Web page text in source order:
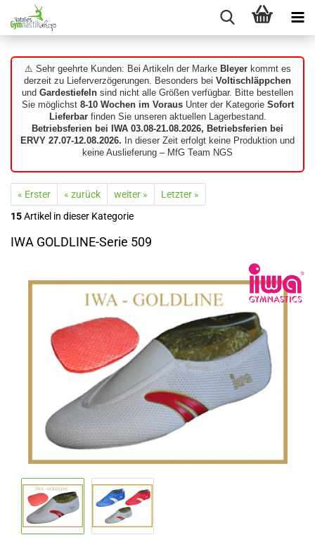
⚠️ Sehr geehrte Kunden: Bei Artikeln der Marke Bleyerkommt es
derzeit zu Lieferverzögerungen. Besonders bei Voltischläppchen
und Gardestiefeln sind nicht alle Größen verfügbar. Bitte bestellen
Sie möglichst 8-10 Wochen im VorausUnter der Kategorie Sofort
Lieferbarfinden Sie unseren aktuellen Lagerbestand.
Betriebsferien bei IWA 03.08-21.08.2026, Betriebsferien bei
ERVY 27.07-12.08.2026. In dieser Zeit erfolgt keine Produktion und
keine Auslieferung – MfG Team NGS
« Erster « zurück weiter »
Letzter »
15Artikel in dieser Kategorie
IWA GOLDLINE-Serie 509